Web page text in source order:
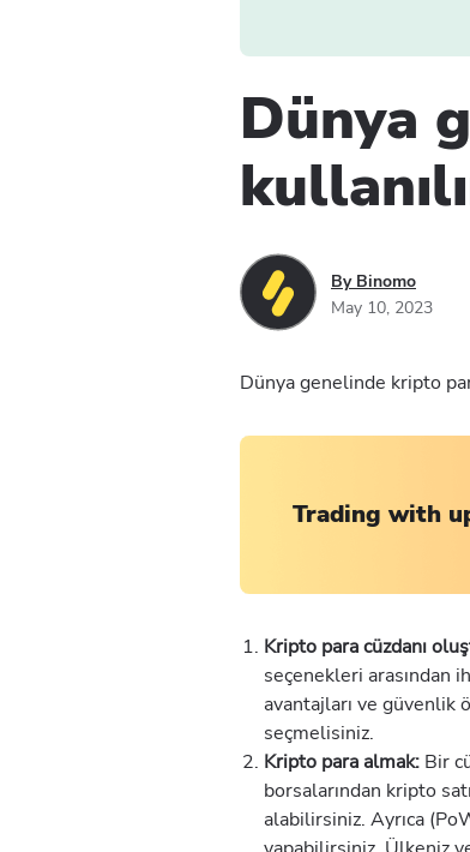
Dünya
By Binomo
May 10, 2023
Dünya genelinde kripto
Trading with
Kripto para cüzdanı
seçenekleri arasından
avantajları ve güvenlik
seçmelisiniz.
Kripto para almak: Bir
borsalarından kripto
alabilirsiniz. Ayrıca